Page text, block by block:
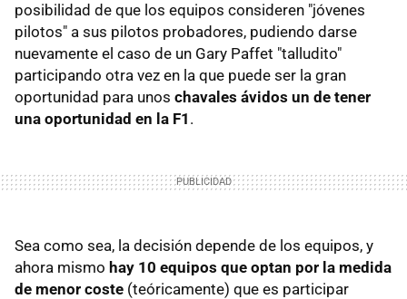
posibilidad de que los equipos consideren "jóvenes
pilotos" a sus pilotos probadores, pudiendo darse
nuevamente el caso de un Gary Paffet "talludito"
participando otra vez en la que puede ser la gran
oportunidad para unos chavales ávidos un de tener
una oportunidad en la F1 .
Sea como sea, la decisión depende de los equipos, y
ahora mismo hay 10 equipos que optan por la medida
de menor coste (teóricamente) que es participar